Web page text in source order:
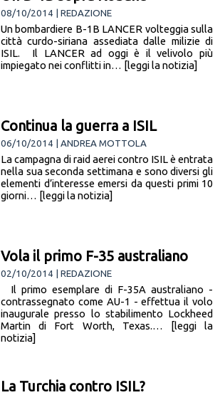
08/10/2014 | REDAZIONE
Un bombardiere B-1B LANCER volteggia sulla
città curdo-siriana assediata dalle milizie di
ISIL. Il LANCER ad oggi è il velivolo più
impiegato nei conflitti in… [leggi la notizia]
Continua la guerra a ISIL
06/10/2014 | ANDREA MOTTOLA
La campagna di raid aerei contro ISIL è entrata
nella sua seconda settimana e sono diversi gli
elementi d’interesse emersi da questi primi 10
giorni… [leggi la notizia]
Vola il primo F-35 australiano
02/10/2014 | REDAZIONE
Il primo esemplare di F-35A australiano -
contrassegnato come AU-1 - effettua il volo
inaugurale presso lo stabilimento Lockheed
Martin di Fort Worth, Texas.… [leggi la
notizia]
La Turchia contro ISIL?